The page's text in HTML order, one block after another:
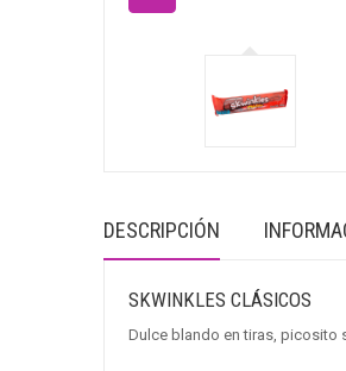
DESCRIPCIÓN
SKWINKLES CLÁSICOS
Dulce blando en tiras, picosito